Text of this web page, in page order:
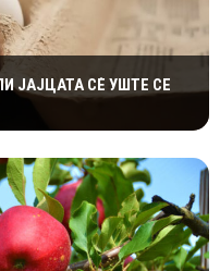
ЈАЈЦАТА СÈ УШТЕ СЕ